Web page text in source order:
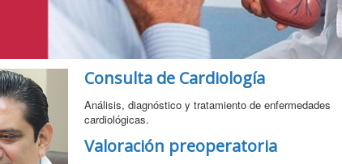
Consulta de Cardiología
Análisis, diagnóstico y tratamiento de enfermedades
cardiológicas.
Valoración preoperatoria